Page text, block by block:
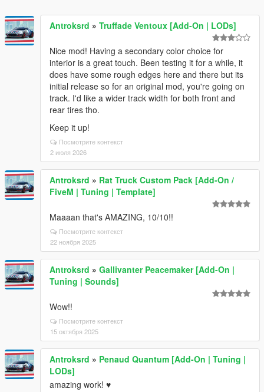
Antroksrd » Truffade Ventoux [Add-On | LODs]
Nice mod! Having a secondary color choice for
interior is a great touch. Been testing it for a while, it
does have some rough edges here and there but its
initial release so for an original mod, you're going on
track. I'd like a wider track width for both front and
rear tires tho.
Keep it up!
Посмотрите контекст
2 июля 2026
Antroksrd » Rat Truck Custom Pack [Add-On /
FiveM | Tuning | Template]
Maaaan that's AMAZING, 10/10!!
Посмотрите контекст
22 ноября 2025
Antroksrd » Gallivanter Peacemaker [Add-On |
Tuning | Sounds]
Wow!!
Посмотрите контекст
15 октября 2025
Antroksrd » Penaud Quantum [Add-On | Tuning |
LODs]
amazing work! ♥